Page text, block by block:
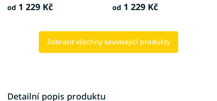
od 1 229 Kč
od 1 229 Kč
Zobrazit všechny související produkty
Detailní popis produktu